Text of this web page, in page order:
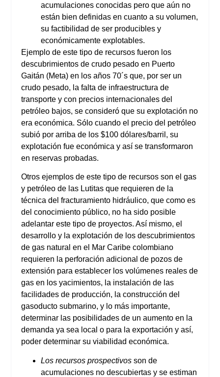
acumulaciones conocidas pero que aún no
están bien definidas en cuanto a su volumen,
su factibilidad de ser producibles y
económicamente explotables.
Ejemplo de este tipo de recursos fueron los
descubrimientos de crudo pesado en Puerto
Gaitán (Meta) en los años 70´s que, por ser un
crudo pesado, la falta de infraestructura de
transporte y con precios internacionales del
petróleo bajos, se consideró que su explotación no
era económica. Sólo cuando el precio del petróleo
subió por arriba de los $100 dólares/barril, su
explotación fue económica y así se transformaron
en reservas probadas.
Otros ejemplos de este tipo de recursos son el gas
y petróleo de las Lutitas que requieren de la
técnica del fracturamiento hidráulico, que como es
del conocimiento público, no ha sido posible
adelantar este tipo de proyectos. Así mismo, el
desarrollo y la explotación de los descubrimientos
de gas natural en el Mar Caribe colombiano
requieren la perforación adicional de pozos de
extensión para establecer los volúmenes reales de
gas en los yacimientos, la instalación de las
facilidades de producción, la construcción del
gasoducto submarino, y lo más importante,
determinar las posibilidades de un aumento en la
demanda ya sea local o para la exportación y así,
poder determinar su viabilidad económica.
Los recursos prospectivos son de
acumulaciones no descubiertas y se estiman